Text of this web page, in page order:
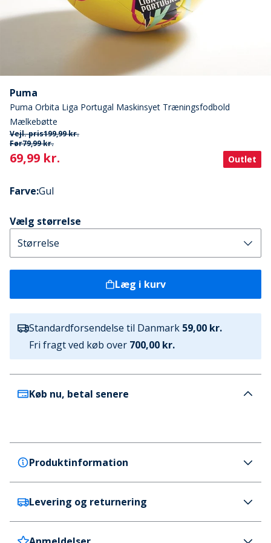
Puma
Puma Orbita Liga Portugal Maskinsyet Træningsfodbold
Mælkebøtte
Vejl. pris199,99 kr.
Før79,99 kr.
Current
69,99 kr. Outlet
Farve:Gul
Vælg størrelse
Læg i kurv
Standardforsendelse til Danmark 59,00 kr.
Fri fragt ved køb over 700,00 kr.
Køb nu, betal senere
Produktinformation
Puma
Puma Orbita Liga Portugal Maskinsyet
Træningsfodbold Mælkebøtte
Levering og returnering